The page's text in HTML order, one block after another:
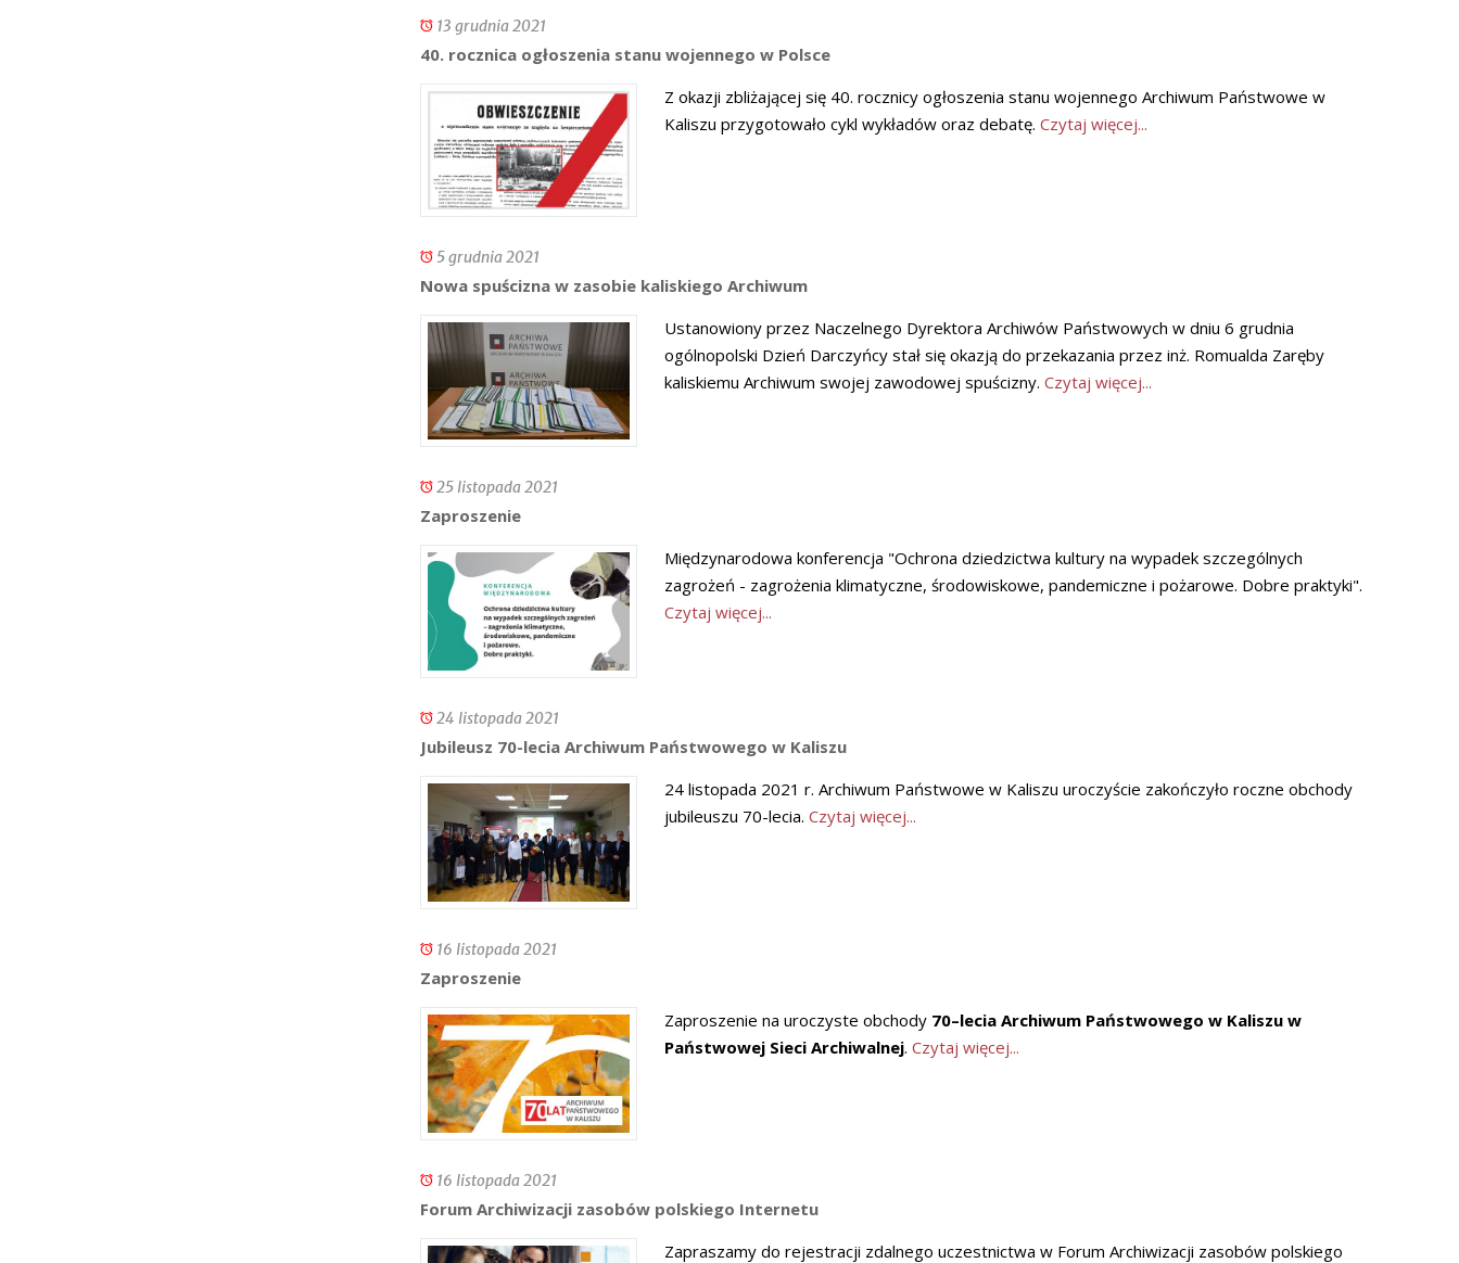
13 grudnia 2021
40. rocznica ogłoszenia stanu wojennego w Polsce
Z okazji zbliżającej się 40. rocznicy ogłoszenia stanu wojennego Archiwum Państwowe w
Kaliszu przygotowało cykl wykładów oraz debatę. Czytaj więcej...
5 grudnia 2021
Nowa spuścizna w zasobie kaliskiego Archiwum
Ustanowiony przez Naczelnego Dyrektora Archiwów Państwowych w dniu 6 grudnia
ogólnopolski Dzień Darczyńcy stał się okazją do przekazania przez inż. Romualda Zaręby
kaliskiemu Archiwum swojej zawodowej spuścizny. Czytaj więcej...
25 listopada 2021
Zaproszenie
Międzynarodowa konferencja "Ochrona dziedzictwa kultury na wypadek szczególnych
zagrożeń - zagrożenia klimatyczne, środowiskowe, pandemiczne i pożarowe. Dobre praktyki".
Czytaj więcej...
24 listopada 2021
Jubileusz 70-lecia Archiwum Państwowego w Kaliszu
24 listopada 2021 r. Archiwum Państwowe w Kaliszu uroczyście zakończyło roczne obchody
jubileuszu 70-lecia. Czytaj więcej...
16 listopada 2021
Zaproszenie
Zaproszenie na uroczyste obchody 70–lecia Archiwum Państwowego w Kaliszu w
Państwowej Sieci Archiwalnej. Czytaj więcej...
16 listopada 2021
Forum Archiwizacji zasobów polskiego Internetu
Zapraszamy do rejestracji zdalnego uczestnictwa w Forum Archiwizacji zasobów polskiego